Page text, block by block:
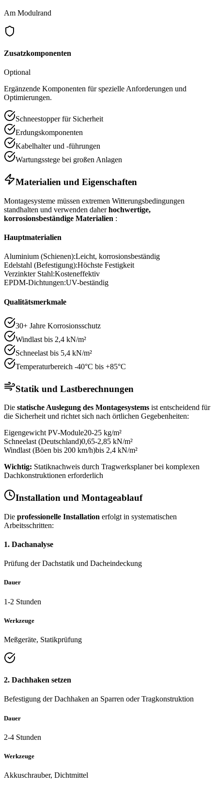
Am Modulrand
Zusatzkomponenten
Optional
Ergänzende Komponenten für spezielle Anforderungen und
Optimierungen.
Schneestopper für Sicherheit
Erdungskomponenten
Kabelhalter und -führungen
Wartungsstege bei großen Anlagen
Materialien und Eigenschaften
Montagesysteme müssen extremen Witterungsbedingungen
standhalten und verwenden daher hochwertige,
korrosionsbeständige Materialien :
Hauptmaterialien
Aluminium (Schienen):Leicht, korrosionsbeständig
Edelstahl (Befestigung):Höchste Festigkeit
Verzinkter Stahl:Kosteneffektiv
EPDM-Dichtungen:UV-beständig
Qualitätsmerkmale
30+ Jahre Korrosionsschutz
Windlast bis 2,4 kN/m²
Schneelast bis 5,4 kN/m²
Temperaturbereich -40°C bis +85°C
Statik und Lastberechnungen
Die statische Auslegung des Montagesystems ist entscheidend für
die Sicherheit und richtet sich nach örtlichen Gegebenheiten:
Eigengewicht PV-Module20-25 kg/m²
Schneelast (Deutschland)0,65-2,85 kN/m²
Windlast (Böen bis 200 km/h)bis 2,4 kN/m²
Wichtig: Statiknachweis durch Tragwerksplaner bei komplexen
Dachkonstruktionen erforderlich
Installation und Montageablauf
Die professionelle Installation erfolgt in systematischen
Arbeitsschritten:
1. Dachanalyse
Prüfung der Dachstatik und Dacheindeckung
Dauer
1-2 Stunden
Werkzeuge
Meßgeräte, Statikprüfung
2. Dachhaken setzen
Befestigung der Dachhaken an Sparren oder Tragkonstruktion
Dauer
2-4 Stunden
Werkzeuge
Akkuschrauber, Dichtmittel